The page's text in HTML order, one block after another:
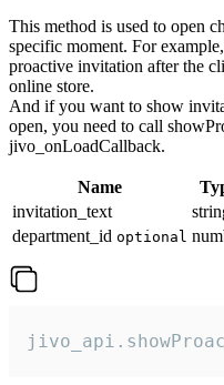
This method is used to open
specific moment. For
proactive invitation after the
online store.
And if you want to show
open, you need to call
jivo_onLoadCallback.
Name
invitation_text
department_id optional